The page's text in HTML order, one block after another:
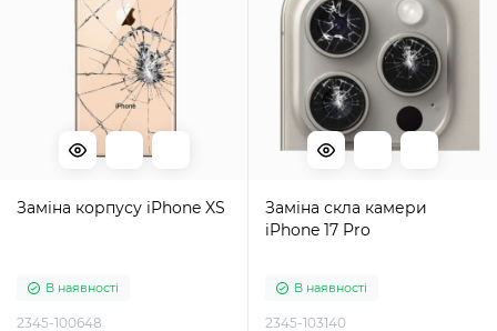
Заміна корпусу iPhone XS
В наявності
2345-100648
Заміна скла камери
iPhone 17 Pro
В наявності
2345-103140